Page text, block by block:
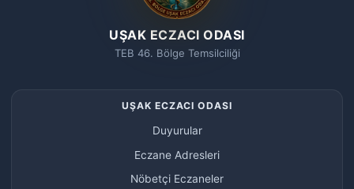
UŞAK ECZACI ODASI
TEB 46. Bölge Temsilciliği
UŞAK ECZACI ODASI
Duyurular
Eczane Adresleri
Nöbetçi Eczaneler